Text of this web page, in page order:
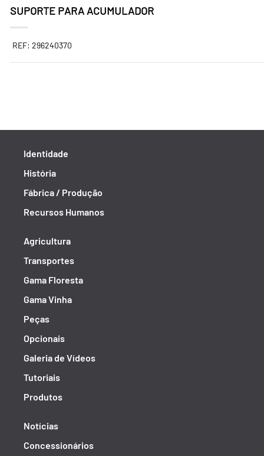
SUPORTE PARA ACUMULADOR
REF: 296240370
Identidade
História
Fábrica / Produção
Recursos Humanos
Agricultura
Transportes
Gama Floresta
Gama Vinha
Peças
Opcionais
Galeria de Vídeos
Tutoriais
Produtos
Notícias
Concessionários